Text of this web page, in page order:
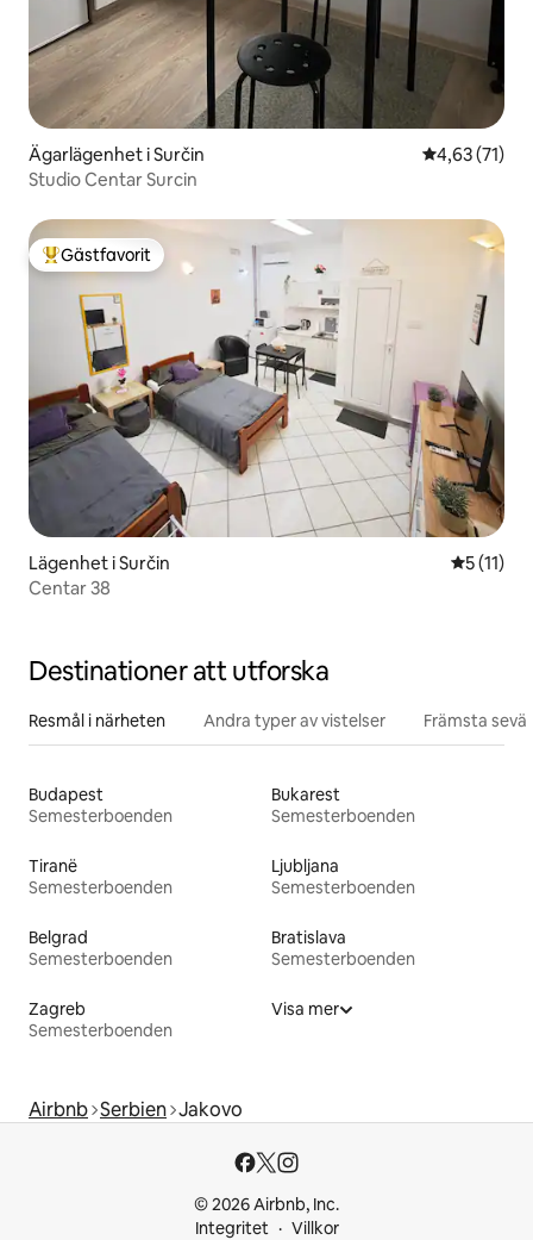
Ägarlägenhet i Surčin 4,63 av 5 i
4,63 (71)
Studio Centar Surcin
Populär gästfavorit
Gästfavorit
Lägenhet i Surčin 5 av 5 i
5 (11)
Centar 38
Destinationer att utforska
Resmål i närheten Andra typer av vistelser Främsta
Budapest
Semesterboenden
Bukarest
Semesterboenden
Tiranë
Semesterboenden
Ljubljana
Semesterboenden
Belgrad
Semesterboenden
Bratislava
Semesterboenden
Zagreb
Semesterboenden
Visa mer
Airbnb Serbien Jakovo
© 2026 Airbnb, Inc.
Integritet
Villkor